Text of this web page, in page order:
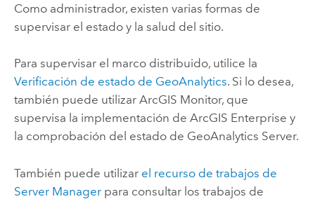
Como administrador, existen varias formas de
supervisar el estado y la salud del sitio.
Para supervisar el marco distribuido, utilice la
Verificación de estado de GeoAnalytics. Si lo desea,
también puede utilizar ArcGIS Monitor, que
supervisa la implementación de ArcGIS Enterprise y
la comprobación del estado de GeoAnalytics Server.
También puede utilizar el recurso de trabajos de
Server Managerpara consultar los trabajos de